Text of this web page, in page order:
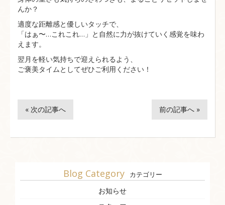
んか？
適度な距離感と優しいタッチで、
「はぁ〜…これこれ…」と自然に力が抜けていく感覚を味わ
えます。
翌月を軽い気持ちで迎えられるよう、
ご褒美タイムとしてぜひご利用ください！
« 次の記事へ 前の記事へ »
Blog Category カテゴリー
お知らせ